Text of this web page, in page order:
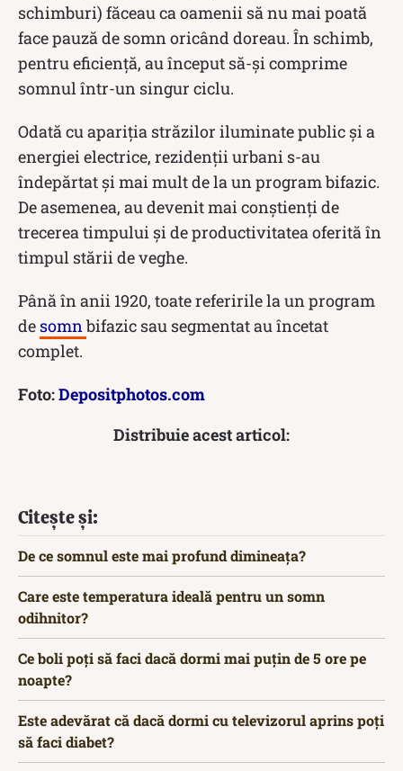
schimburi) făceau ca oamenii să nu mai poată
face pauză de somn oricând doreau. În schimb,
pentru eficiență, au început să-și comprime
somnul într-un singur ciclu.
Odată cu apariția străzilor iluminate public și a
energiei electrice, rezidenții urbani s-au
îndepărtat și mai mult de la un program bifazic.
De asemenea, au devenit mai conștienți de
trecerea timpului și de productivitatea oferită în
timpul stării de veghe.
Până în anii 1920, toate referirile la un program
de somn bifazic sau segmentat au încetat
complet.
Foto:Depositphotos.com
Distribuie acest articol:
Citește și:
De ce somnul este mai profund dimineața?
Care este temperatura ideală pentru un somn
odihnitor?
Ce boli poți să faci dacă dormi mai puțin de 5 ore pe
noapte?
Este adevărat că dacă dormi cu televizorul aprins poți
să faci diabet?